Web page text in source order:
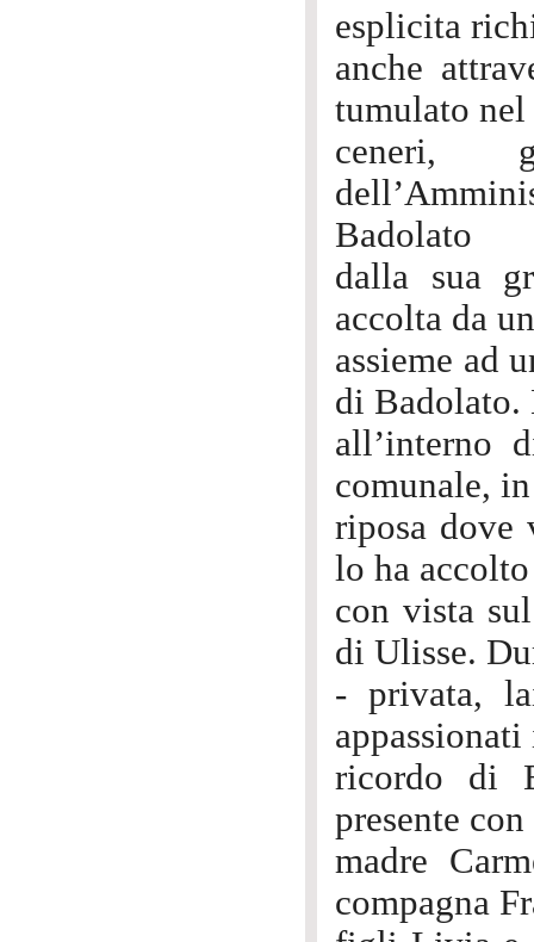
esplicita
anche
tumulato nel
ceneri,
Badolato
dalla sua
accolta da
assieme ad
di Badolato.
all’interno
comunale,
riposa dove
lo ha
con vista
di Ulisse.
- privata,
ricordo di
presente
madre
compagna